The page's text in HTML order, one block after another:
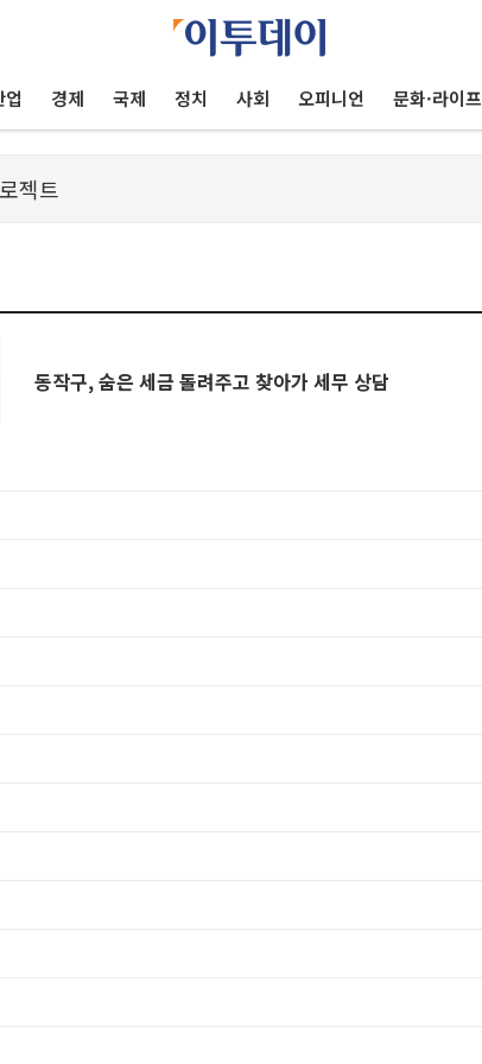
업 경제 국제 정치 사회 오피니언 문화·라이프
동작구, 숨은 세금 돌려주고 찾아가 세무 상담